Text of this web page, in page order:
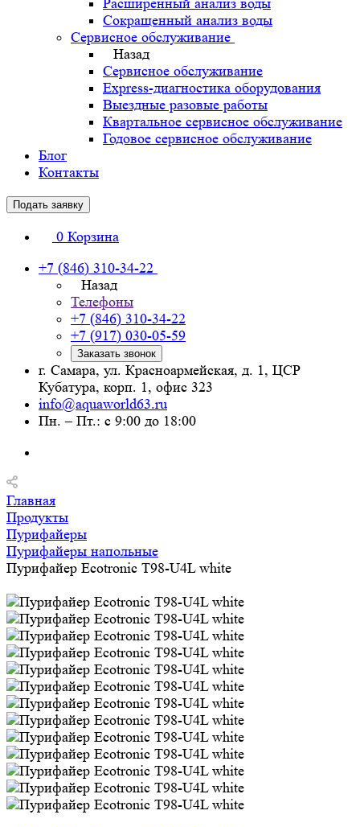
Расширенный анализ воды
Сокращенный анализ воды
Сервисное обслуживание
Назад
Сервисное обслуживание
Express-диагностика оборудования
Выездные разовые работы
Квартальное сервисное обслуживание
Годовое сервисное обслуживание
Блог
Контакты
Подать заявку
0 Корзина
+7 (846) 310-34-22
Назад
Телефоны
+7 (846) 310-34-22
+7 (917) 030-05-59
Заказать звонок
г. Самара, ул. Красноармейская, д. 1, ЦСР
Кубатура, корп. 1, офис 323
info@aquaworld63.ru
Пн. – Пт.: с 9:00 до 18:00
Главная
Продукты
Пурифайеры
Пурифайеры напольные
Пурифайер Ecotronic T98-U4L white